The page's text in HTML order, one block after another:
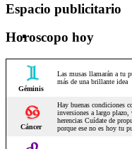
Espacio publicitario
Horoscopo hoy